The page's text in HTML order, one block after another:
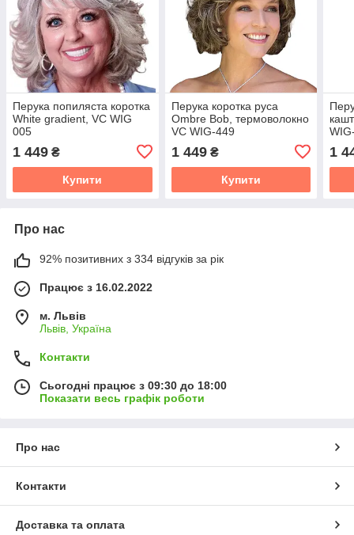
Перука попиляста коротка
White gradient, VC WIG
005
1 449 ₴
Купити
Перука коротка руса
Ombre Bob, термоволокно
VC WIG-449
1 449₴
Купити
1
Про нас
92% позитивних з 334 відгуків за рік
Працює з 16.02.2022
м. Львів
Львів, Україна
Контакти
Сьогодні працює з 09:30 до 18:00
Показати весь графік роботи
Про нас
Контакти
Доставка та оплата